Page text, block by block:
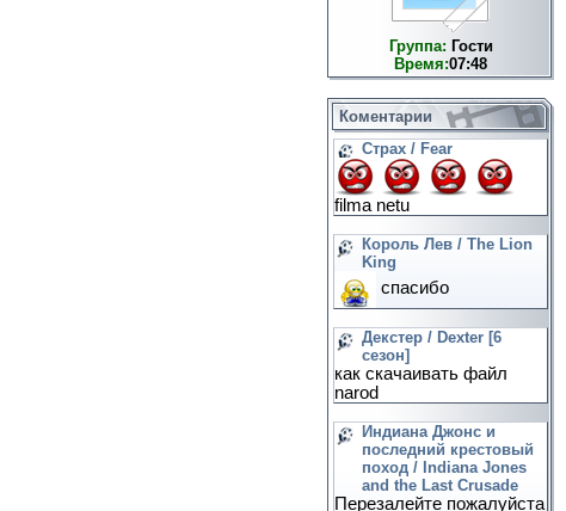
Группа: Гости
Время:07:48
Коментарии
Страх / Fear
filma netu
Король Лев / The Lion
King
спасибо
Декстер / Dexter [6
сезон]
как скачаивать файл
narod
Индиана Джонс и
последний крестовый
поход / Indiana Jones
and the Last Crusade
Перезалейте пожалуйста